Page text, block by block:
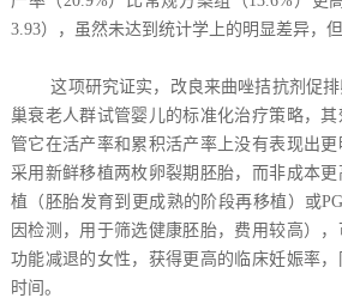
3.93），虽然未达到统计学上的明显差异，
这项研究证实，改良来曲唑拮抗剂促排
巢衰老人群试管婴儿的标准化治疗策略，
管它在活产率和累积活产率上没有表现出
采用新鲜移植两枚卵裂期胚胎，而非成本
植（胚胎发育到更成熟的阶段再移植）或
因检测，用于筛选健康胚胎，费用较高）
功能减退的女性，获得更高的临床妊娠率
时间。